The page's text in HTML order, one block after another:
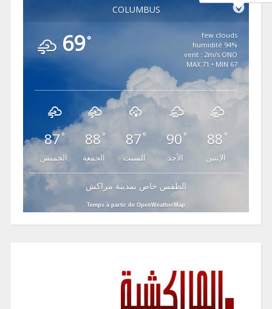
COLUMBUS
69°
few clouds
94% humidité
vent : 2m/s ONO
MAX 71 • MIN 67
87°
الخميس
88 °
الجمعة
87°
السبت
90 °
الأحد
88 °
الإثنين
الطقس خاص بمدينة مراكش
Temps à partir de OpenWeatherMap